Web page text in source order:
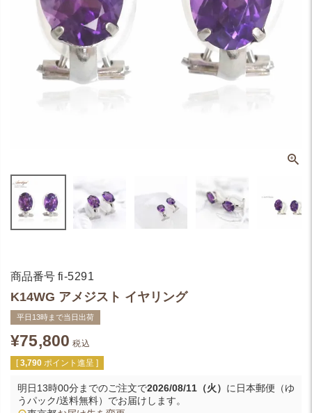
商品番号 fi-5291
K14WG アメジスト イヤリング
平日13時まで当日出荷
¥75,800 税込
[ 3,790 ポイント進呈 ]
明日13時00分までのご注文で2026/08/11（火） に 日本郵便（ゆ
うパック/送料無料） でお届けします。